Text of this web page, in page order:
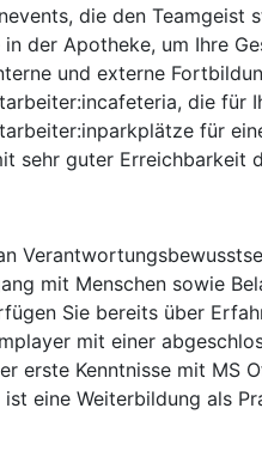
die den Teamgeist
der Apotheke, um Ihre
und externe
die für
für
sehr guter
mit Menschen sowie
Sie bereits über
mit einer
erste Kenntnisse mit MS
eine Weiterbildung als